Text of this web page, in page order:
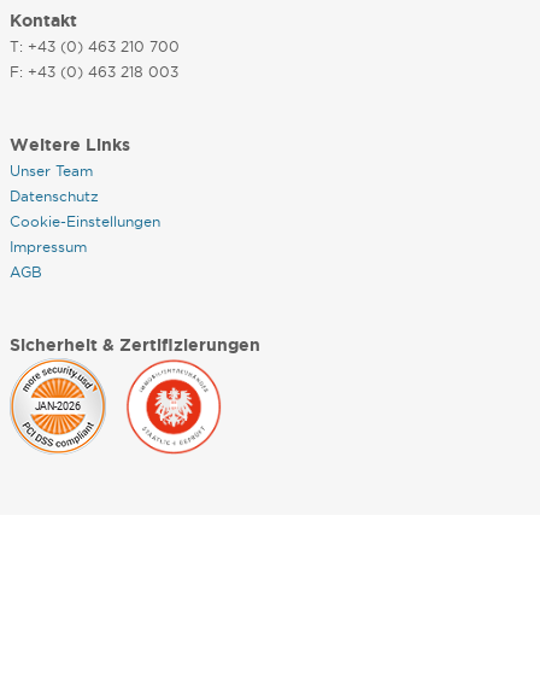
Kontakt
T: +43 (0) 463 210 700
F: +43 (0) 463 218 003
Weitere Links
Unser Team
Datenschutz
Cookie-Einstellungen
Impressum
AGB
Sicherheit & Zertifizierungen